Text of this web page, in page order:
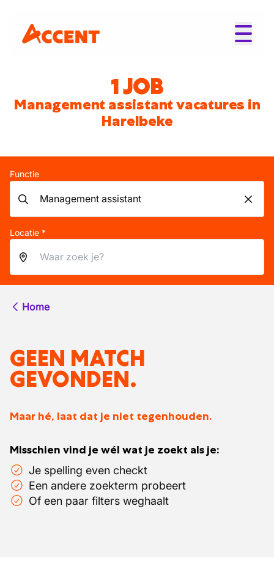
1 JOB
Management assistant vacatures in
Harelbeke
Functie
Locatie *
Home
GEEN MATCH
GEVONDEN.
Maar hé, laat dat je niet tegenhouden.
Misschien vind je wél wat je zoekt als je:
Je spelling even checkt
Een andere zoekterm probeert
Of een paar filters weghaalt